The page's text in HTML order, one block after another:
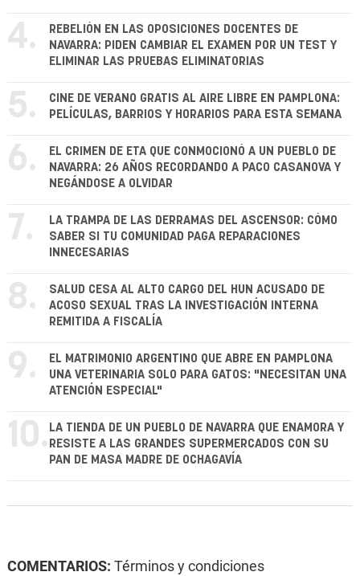
4.
REBELIÓN EN LAS OPOSICIONES DOCENTES DE
NAVARRA: PIDEN CAMBIAR EL EXAMEN POR UN TEST Y
ELIMINAR LAS PRUEBAS ELIMINATORIAS
5.
CINE DE VERANO GRATIS AL AIRE LIBRE EN PAMPLONA:
PELÍCULAS, BARRIOS Y HORARIOS PARA ESTA SEMANA
6.
EL CRIMEN DE ETA QUE CONMOCIONÓ A UN PUEBLO DE
NAVARRA: 26 AÑOS RECORDANDO A PACO CASANOVA Y
NEGÁNDOSE A OLVIDAR
7.
LA TRAMPA DE LAS DERRAMAS DEL ASCENSOR: CÓMO
SABER SI TU COMUNIDAD PAGA REPARACIONES
INNECESARIAS
8.
SALUD CESA AL ALTO CARGO DEL HUN ACUSADO DE
ACOSO SEXUAL TRAS LA INVESTIGACIÓN INTERNA
REMITIDA A FISCALÍA
9.
EL MATRIMONIO ARGENTINO QUE ABRE EN PAMPLONA
UNA VETERINARIA SOLO PARA GATOS: "NECESITAN UNA
ATENCIÓN ESPECIAL"
10. LA TIENDA DE UN PUEBLO DE NAVARRA QUE ENAMORA Y
RESISTE A LAS GRANDES SUPERMERCADOS CON SU
PAN DE MASA MADRE DE OCHAGAVÍA
COMENTARIOS: Términos y condiciones